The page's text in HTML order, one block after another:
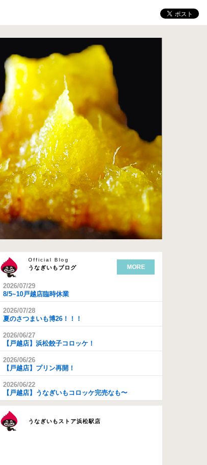
うなぎいもブログ
Official Blog
MORE
2026/07/29
8/5~10戸越店臨時休業
2026/07/28
夏のさつまいも博26！！！
2026/06/27
【戸越店】浜松餃子コロッケ！
2026/06/26
【戸越店】プリン再開！
2026/06/22
【戸越店】うなぎいもコロッケ完売なも〜
うなぎいもストア浜松駅店